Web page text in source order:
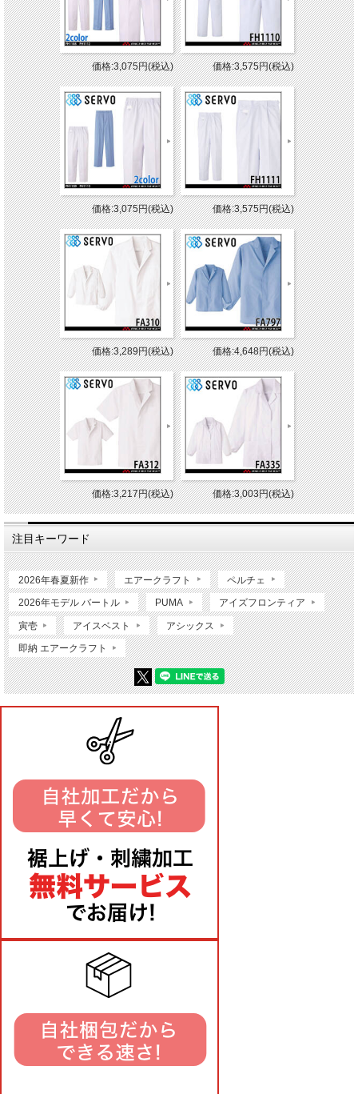
価格:3,075円(税込) 価格:3,575円(税込)
価格:3,075円(税込) 価格:3,575円(税込)
価格:3,289円(税込) 価格:4,648円(税込)
価格:3,217円(税込) 価格:3,003円(税込)
注目キーワード
2026年春夏新作 エアークラフト ペルチェ
2026年モデル バートル PUMA アイズフロンティア
寅壱 アイスベスト アシックス
即納 エアークラフト